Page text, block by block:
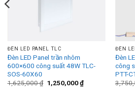
ĐÈN LED PANEL TLC
Đèn LED Panel trần nhôm
600×600 công suất 48W TLC-
SOS-60X60
1,625,000₫ Giá
gốc
1,250,000₫Giá
hiện
ĐÈN
Đèn
công
PTT-